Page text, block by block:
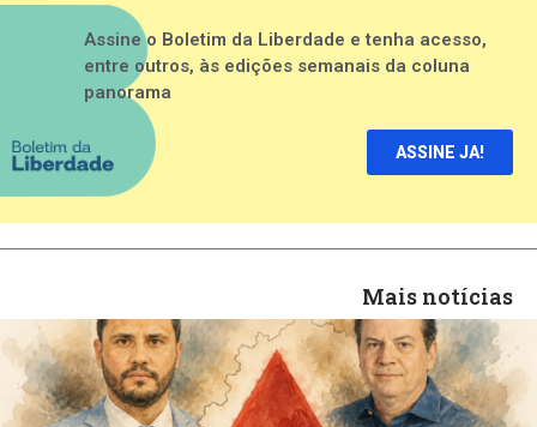
Assine o Boletim da Liberdade e tenha acesso,
entre outros, às edições semanais da coluna
panorama
ASSINE JA!
Mais notícias